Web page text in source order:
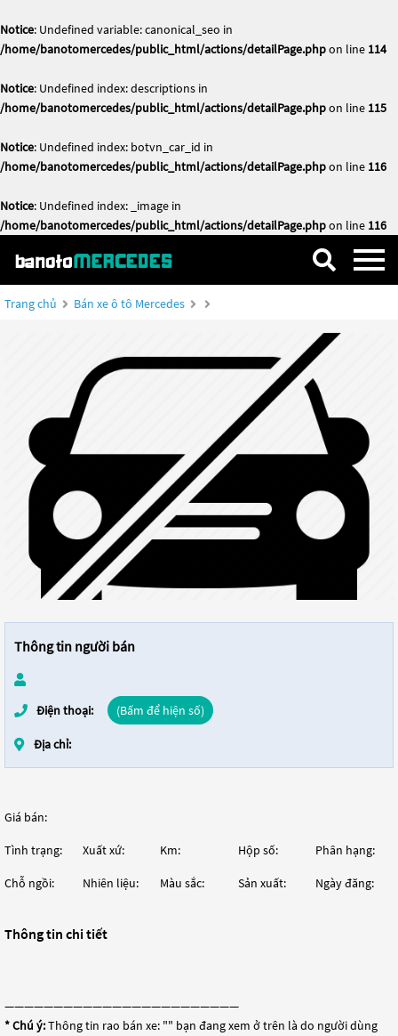
Notice: Undefined variable: canonical_seo in
/home/banotomercedes/public_html/actions/detailPage.phpon line 114
Notice: Undefined index: descriptions in
/home/banotomercedes/public_html/actions/detailPage.phpon line 115
Notice: Undefined index: botvn_car_id in
/home/banotomercedes/public_html/actions/detailPage.phpon line 116
Notice: Undefined index: _image in
/home/banotomercedes/public_html/actions/detailPage.phpon line 116
Trang chủ Bán xe ô tô Mercedes
Thông tin người bán
Điện thoại: (Bấm để hiện số)
Địa chỉ:
Giá bán:
Tình trạng: Xuất xứ: Km: Hộp số: Phân hạng:
Chỗ ngồi: Nhiên liệu: Màu sắc: Sản xuất: Ngày đăng:
Thông tin chi tiết
————————————————————————
* Chú ý:Thông tin rao bán xe: "" bạn đang xem ở trên là do người dùng